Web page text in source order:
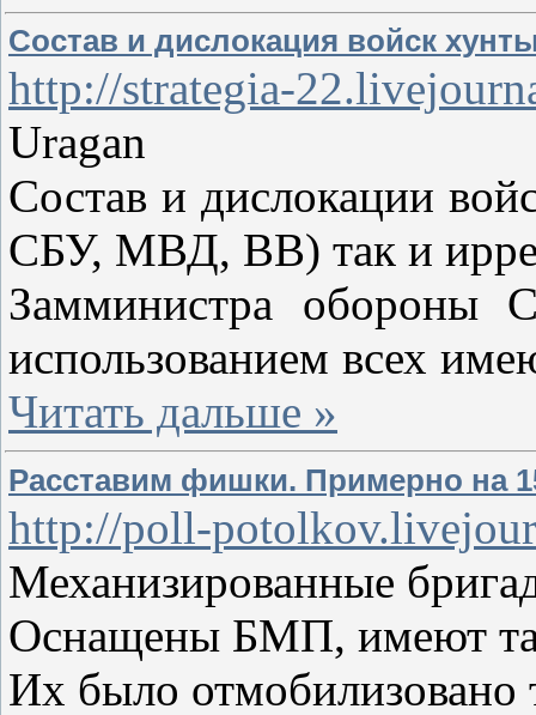
Состав и дислокация войск
http://strategia-
Uragan
Состав и дислокации
СБУ, МВД, ВВ) так и
Замминистра обороны
использованием всех
Читать дальше »
Расставим фишки. Примерно на
http://poll-
Механизированные
Оснащены БМП, имеют
Их было отмобилизовано